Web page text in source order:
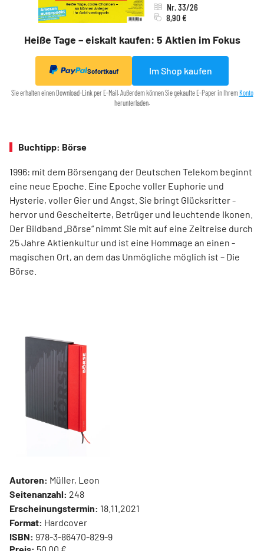
Heiße Tage – eiskalt kaufen: 5 Aktien im Fokus
Nr. 33/26
8,90 €
Sofortkauf Im Shop kaufen
Sie erhalten einen Download-Link per E-Mail. Außerdem können Sie gekaufte E-Paper in Ihrem Konto
herunterladen.
Buchtipp: Börse
1996: mit dem ­Börsen­­gang der Deutschen Telekom ­beginnt
eine neue ­Epoche. Eine Epoche voller ­Euphorie und
Hysterie, ­voller Gier und Angst. Sie bringt Glücksritter ­
hervor und ­Gescheiterte, ­Betrüger und leuchtende Ikonen.
Der Bildband ­„Börse“ nimmt Sie mit auf eine Zeit­reise durch
25 Jahre Aktienkultur und ist eine Hommage an ­einen ­
magischen Ort, an dem das Unmögliche ­möglich ist – Die
Börse.
Autoren: Müller, Leon
Seitenanzahl: 248
Erscheinungstermin: 18.11.2021
Format: Hardcover
ISBN: 978-3-86470-829-9